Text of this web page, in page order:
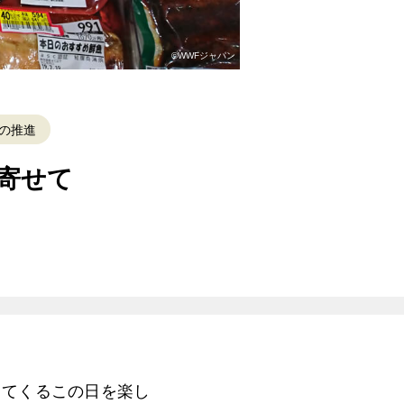
©WWFジャパン
推進
せて
くるこの日を楽し